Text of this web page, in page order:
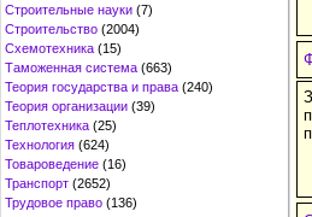
Строительные науки (7)
Строительство (2004)
Схемотехника (15)
Таможенная система (663)
Теория государства и права (240)
Теория организации (39)
Теплотехника (25)
Технология (624)
Товароведение (16)
Транспорт (2652)
Трудовое право (136)